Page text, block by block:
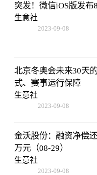
突发！微信iOS版发布
生意社
2023-09-08
北京冬奥会未来30天
式、赛事运行保障
生意社
2023-09-08
金沃股份：融资净偿
万元（08-29）
生意社
2023-09-08